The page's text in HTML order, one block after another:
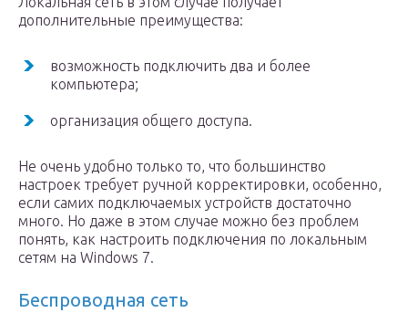
дополнительные преимущества:
возможность подключить два и более
компьютера;
организация общего доступа.
Не очень удобно только то, что большинство
настроек требует ручной корректировки, особенно,
если самих подключаемых устройств достаточно
много. Но даже в этом случае можно без проблем
понять, как настроить подключения по локальным
сетям на Windows 7.
Беспроводная сеть